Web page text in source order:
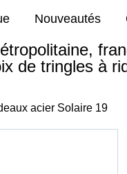
Nouveautés
de tringles à
acier Solaire 19